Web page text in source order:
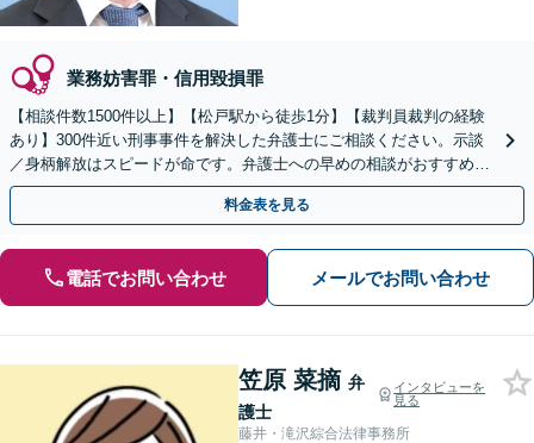
業務妨害罪・信用毀損罪
【相談件数1500件以上】【松戸駅から徒歩1分】【裁判員裁判の経験
あり】300件近い刑事事件を解決した弁護士にご相談ください。示談
／身柄解放はスピードが命です。弁護士への早めの相談がおすすめ。
弁護士のセカンドオピニオンにも対応
料金表を見る
電話でお問い合わせ メールでお問い合わせ
笠原 菜摘 弁
護士
インタビューを
見る
藤井・滝沢綜合法律事務所